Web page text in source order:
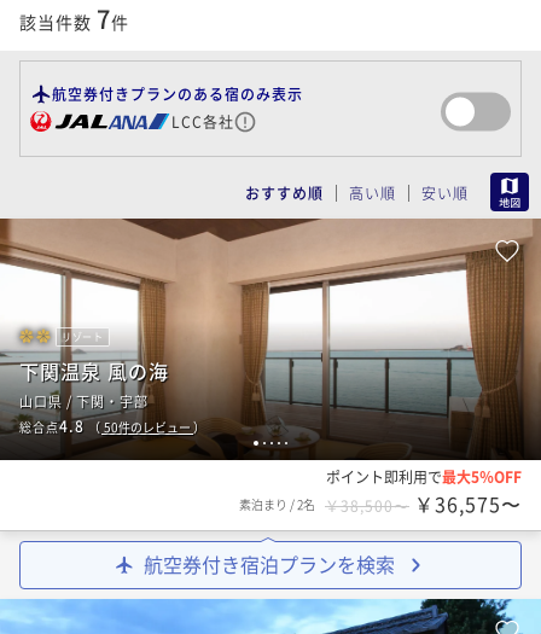
該当件数 7件
航空券付きプランのある宿のみ表示
LCC各社
おすすめ順 高い順 安い順
1 234 5
リゾート
下関温泉 風の海
山口県 / 下関・宇部
総合点4.8 （ 50件のレビュー）
ポイント即利用で最大5％OFF
素泊まり /2名 ￥38,500〜 ￥36,575〜
航空券付き宿泊プランを検索